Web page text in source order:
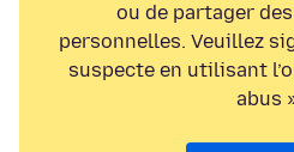
ou de partager
personnelles. Veuillez
suspecte en utilisant
abus